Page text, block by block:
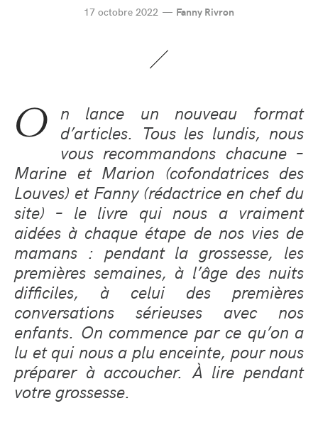
17 octobre 2022 Fanny Rivron
O n lance un nouveau format
d’articles. Tous les lundis, nous
vous recommandons chacune –
Marine et Marion (cofondatrices des
Louves) et Fanny (rédactrice en chef du
site) – le livre qui nous a vraiment
aidées à chaque étape de nos vies de
mamans : pendant la grossesse, les
premières semaines, à l’âge des nuits
difficiles, à celui des premières
conversations sérieuses avec nos
enfants. On commence par ce qu’on a
lu et qui nous a plu enceinte, pour nous
préparer à accoucher. À lire pendant
votre grossesse.